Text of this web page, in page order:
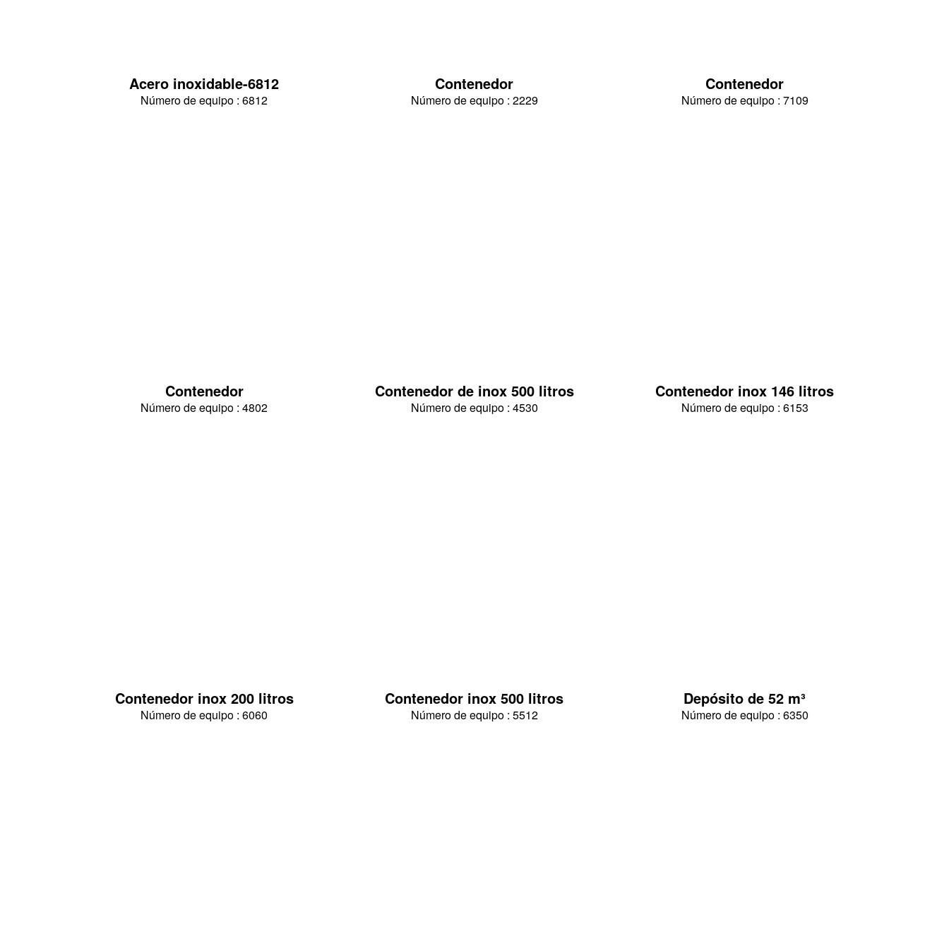
Acero inoxidable-6812
Número de equipo : 6812
Contenedor
Número de equipo : 2229
Contenedor
Número de equipo : 7109
Contenedor
Número de equipo : 4802
Contenedor de inox 500 litros
Número de equipo : 4530
Contenedor inox 146 litros
Número de equipo : 6153
Contenedor inox 200 litros
Número de equipo : 6060
Contenedor inox 500 litros
Número de equipo : 5512
Depósito de 52 m³
Número de equipo : 6350